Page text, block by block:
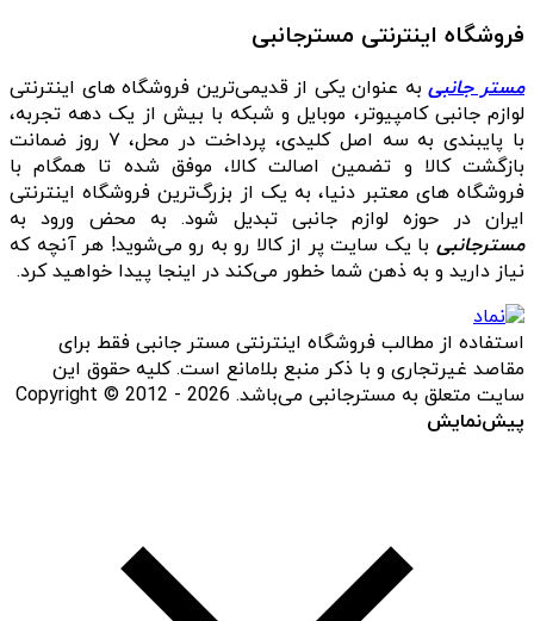
فروشگاه اینترنتی مسترجانبی
مستر جانبیبه عنوان یکی از قدیمی‌ترین فروشگاه های اینترنتی
لوازم جانبی کامپیوتر، موبایل و شبکه با بیش از یک دهه تجربه،
با پایبندی به سه اصل کلیدی، پرداخت در محل، ۷ روز ضمانت
بازگشت کالا و تضمین اصالت کالا، موفق شده تا همگام با
فروشگاه‌ های معتبر دنیا، به یک از بزرگ‌ترین فروشگاه اینترنتی
ایران در حوزه لوازم جانبی تبدیل شود. به محض ورود به
مسترجانبی با یک سایت پر از کالا رو به رو می‌شوید! هر آنچه که
نیاز دارید و به ذهن شما خطور می‌کند در اینجا پیدا خواهید کرد.
استفاده از مطالب فروشگاه اینترنتی مستر جانبی فقط برای
مقاصد غیرتجاری و با ذکر منبع بلامانع است. کلیه حقوق این
سایت متعلق به مسترجانبی می‌باشد. Copyright © 2012 - 2026
پیش‌نمایش